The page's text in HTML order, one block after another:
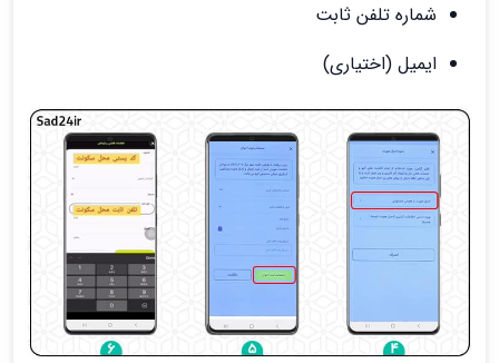
شماره تلفن ثابت
ایمیل (اختیاری)